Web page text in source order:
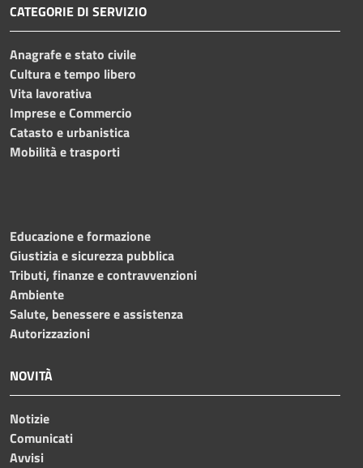
CATEGORIE DI SERVIZIO
Anagrafe e stato civile
Cultura e tempo libero
Vita lavorativa
Imprese e Commercio
Catasto e urbanistica
Mobilità e trasporti
Educazione e formazione
Giustizia e sicurezza pubblica
Tributi, finanze e contravvenzioni
Ambiente
Salute, benessere e assistenza
Autorizzazioni
NOVITÀ
Notizie
Comunicati
Avvisi